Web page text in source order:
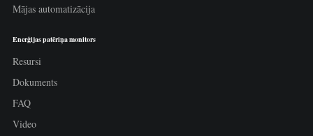
Mājas automatizācija
Enerģijas patēriņa monitors
Resursi
Dokuments
FAQ
Video